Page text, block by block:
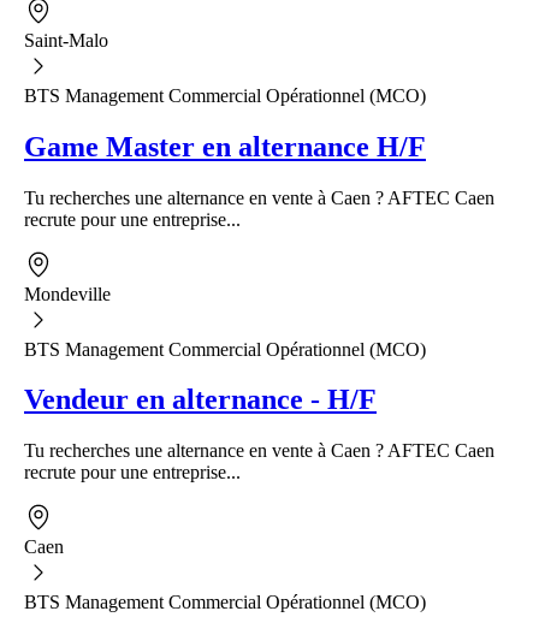
Saint-Malo
BTS Management Commercial Opérationnel (MCO)
Game Master en alternance H/F
Tu recherches une alternance en vente à Caen ? AFTEC Caen
recrute pour une entreprise...
Mondeville
BTS Management Commercial Opérationnel (MCO)
Vendeur en alternance - H/F
Tu recherches une alternance en vente à Caen ? AFTEC Caen
recrute pour une entreprise...
Caen
BTS Management Commercial Opérationnel (MCO)